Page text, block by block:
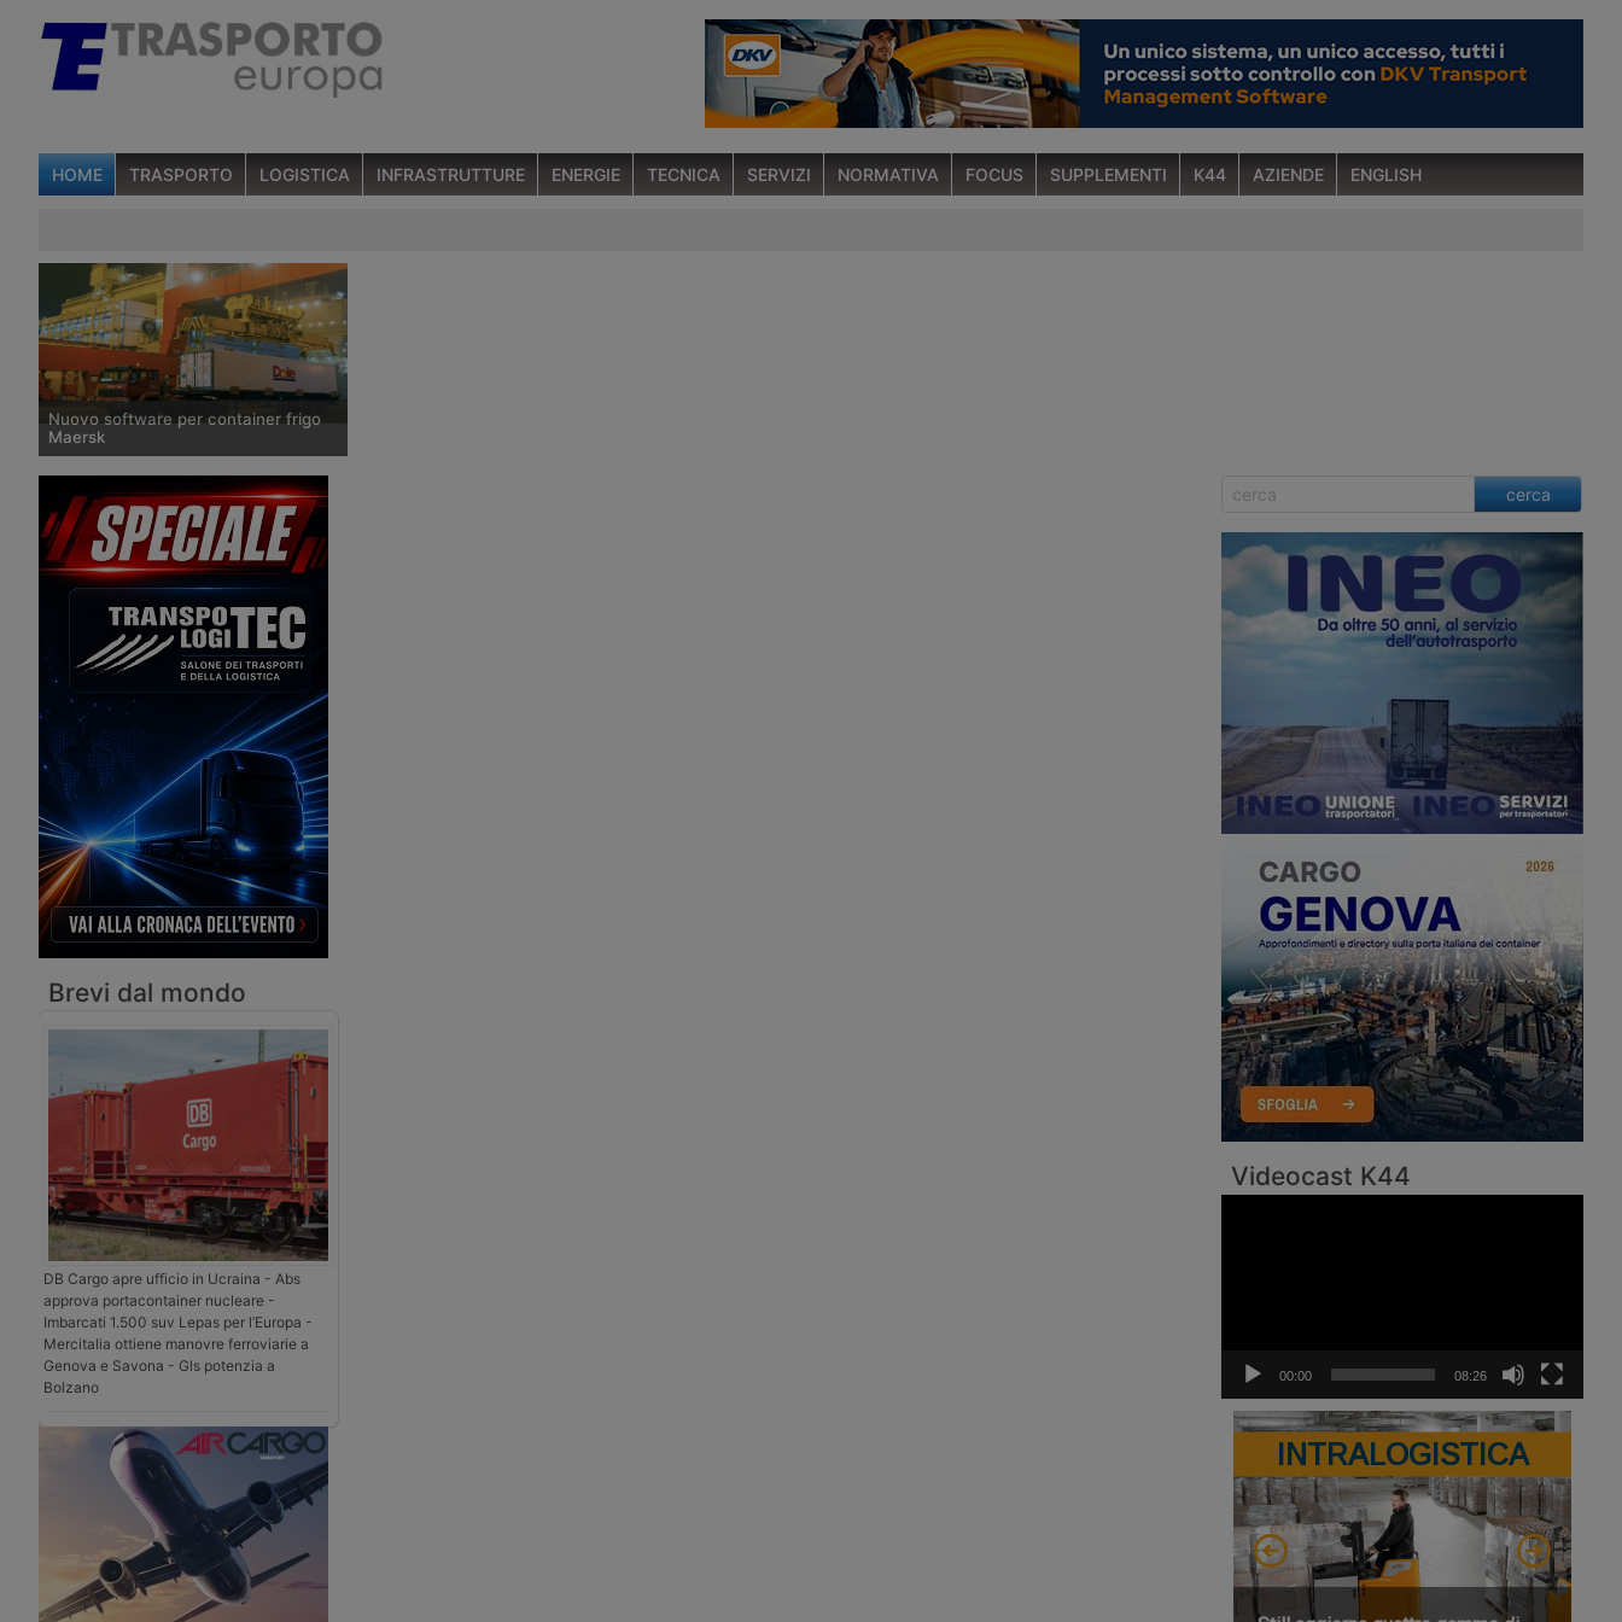
HOME TRASPORTO LOGISTICA INFRASTRUTTURE ENERGIE TECNICA SERVIZI NORMATIVA FOCUS SUPPLEMENTI K44 AZIENDE ENGLISH
Nuovo software per container frigo
Maersk
Maersk Container Industry ha prodotto
StarConomy, un software da installare
sui container frigoriferi che gestisce il
funzionamento del compressore in
modo efficiente, permettendo una
riduzione dei costi e dell’inquinamento.
Brevi dal mondo
DB Cargo apre ufficio in Ucraina - Abs
approva portacontainer nucleare -
Imbarcati 1.500 suv Lepas per l’Europa -
Mercitalia ottiene manovre ferroviarie a
Genova e Savona - Gls potenzia a
Bolzano
cerca
Videocast K44
00:00 08:26
INTRALOGISTICA